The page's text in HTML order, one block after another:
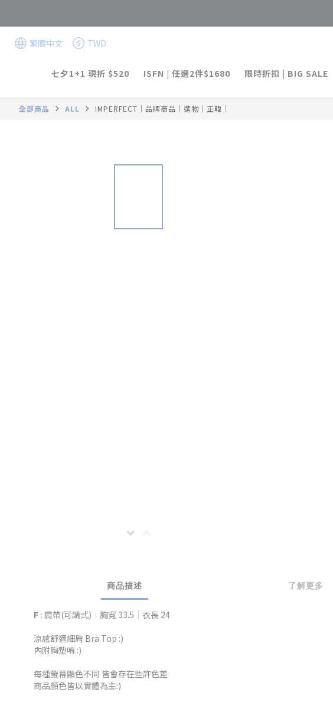
繁體中文 TWD
七夕1+1 現折 $520 ISFN | 任選2件$1680 限時折扣 | BIG SALE
全部商品 ALL IMPERFECT｜品牌商品｜選物｜正韓｜
商品描述 了解更多
F : 肩帶(可調式) ｜ 胸寬 33.5 ｜ 衣長 24
涼感舒適細肩 Bra Top :)
內附胸墊唷 :)
每種螢幕顯色不同 皆會存在些許色差
商品顏色皆以實體為主:)